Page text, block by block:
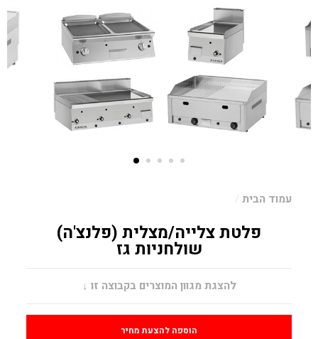
עמוד הבית /
פלטת צלייה/מצלית (פלנצ'ה)
שולחניות גז
מחיר
להצגת מגוון המוצרים בקבוצה זו ↓
הוספה להצעת מחיר